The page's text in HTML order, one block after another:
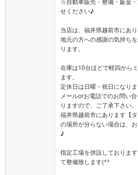
せください♪
当店は、福井県越前市にあ
地元の方への感謝の気持ち
ります。
在庫は10台ほどで軽四から
ます。
定休日は日曜・祝日になりま
メールorお電話でのお問い
りますので、ご了承下さい。
福井県越前市にあります【
の場所が分らない場合は、
♪
指定工場を併設しておりま
て整備致します(^^ゞ